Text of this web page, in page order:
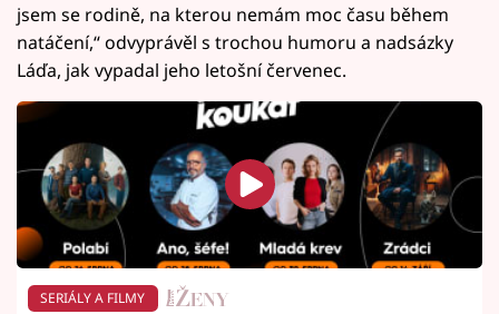
jsem se rodině, na kterou nemám moc času během
natáčení,“ odvyprávěl s trochou humoru a nadsázky
Láďa, jak vypadal jeho letošní červenec.
SERIÁLY A FILMY